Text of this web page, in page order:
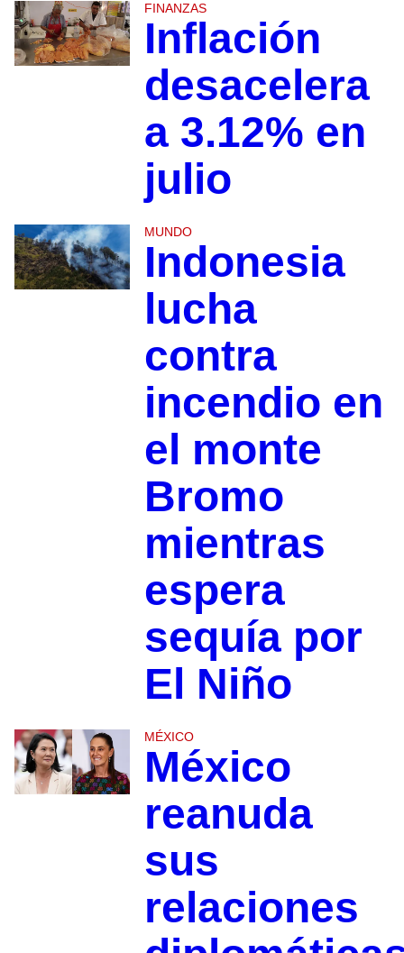
FINANZAS
Inflación
desacelera
a 3.12% en
julio
MUNDO
Indonesia
lucha
contra
incendio en
el monte
Bromo
mientras
espera
sequía por
El Niño
MÉXICO
México
reanuda
sus
relaciones